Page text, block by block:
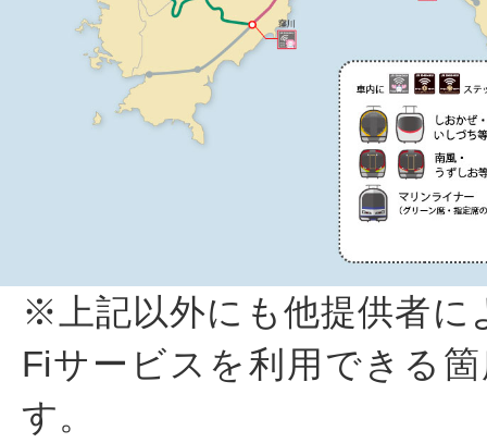
※上記以外にも他提供者に
Fiサービスを利用できる
す。